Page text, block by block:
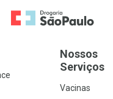
Ir para a Home
Nossos
Serviços
Vacinas